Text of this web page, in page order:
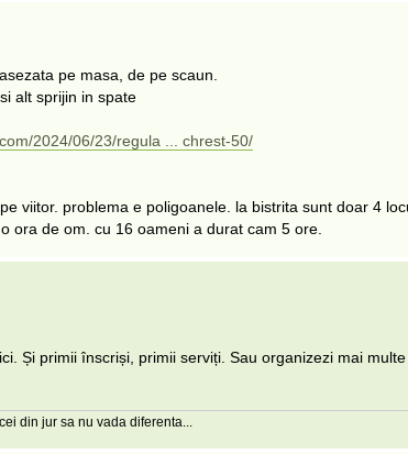
pe masa, de pe scaun.
alt sprijin in spate
2024/06/23/regula ... chrest-50/
viitor. problema e poligoanele. la bistrita sunt doar 4
ora de om. cu 16 oameni a durat cam 5 ore.
Și primii înscriși, primii serviți. Sau organizezi mai
din jur sa nu vada diferenta...